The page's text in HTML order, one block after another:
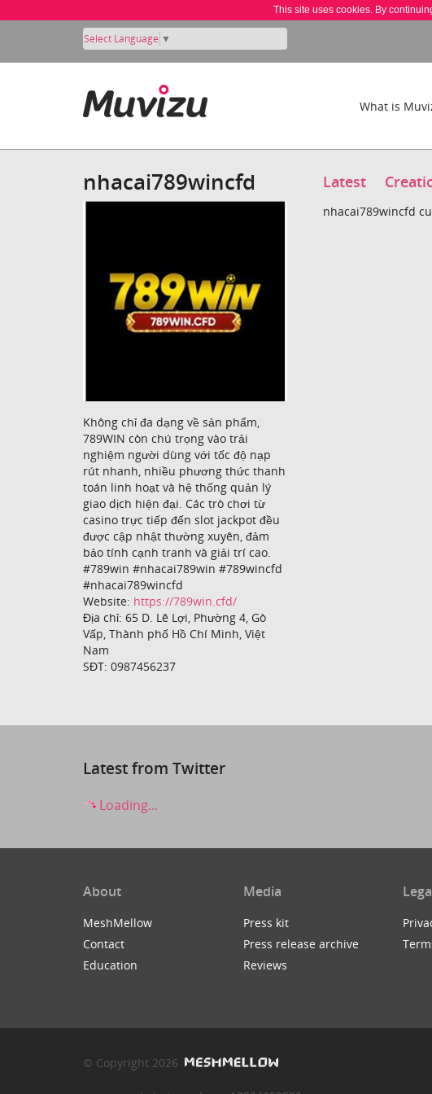
This site uses cookies. By
Select Language ▼
What is
nhacai789wincfd
Không chỉ đa dạng về sản phẩm,
789WIN còn chú trọng vào trải
nghiệm người dùng với tốc độ nạp
rút nhanh, nhiều phương thức thanh
toán linh hoạt và hệ thống quản lý
giao dịch hiện đại. Các trò chơi từ
casino trực tiếp đến slot jackpot đều
được cập nhật thường xuyên, đảm
bảo tính cạnh tranh và giải trí cao.
#789win #nhacai789win #789wincfd
#nhacai789wincfd
Website: https://789win.cfd/
Địa chỉ: 65 D. Lê Lợi, Phường 4, Gò
Vấp, Thành phố Hồ Chí Minh, Việt
Nam
SĐT: 0987456237
Latest
nhacai789wincfd
Latest from Twitter
Loading...
About
MeshMellow
Contact
Education
Media
Press kit
Press release archive
Reviews
© Copyright 2026